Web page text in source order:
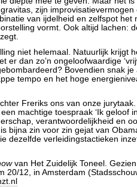
zijn improvisatievermogen
van ijdelheid en zelfspot het
vormt. Ook altijd lachen:
niet helemaal. Natuurlijk krijgt
er dan zo’n ongeloofwaardige
Bovendien snak
tempo en het hoge
Freriks ons van onze
machtige toespraak ‘Ik geloof
verantwoordelijkheid en
bijna zin voor zin gejat van
dezelfde verleidingstactieken
van Het Zuidelijk Toneel.
20/12, in Amsterdam